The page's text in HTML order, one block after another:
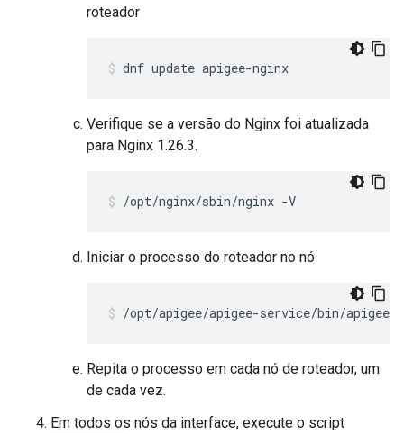
roteador
dnf update apigee-nginx
Verifique se a versão do Nginx foi atualizada
para Nginx 1.26.3.
/opt/nginx/sbin/nginx -V
Iniciar o processo do roteador no nó
/opt/apigee/apigee-service/bin/
Repita o processo em cada nó de roteador, um
de cada vez.
Em todos os nós da interface, execute o script